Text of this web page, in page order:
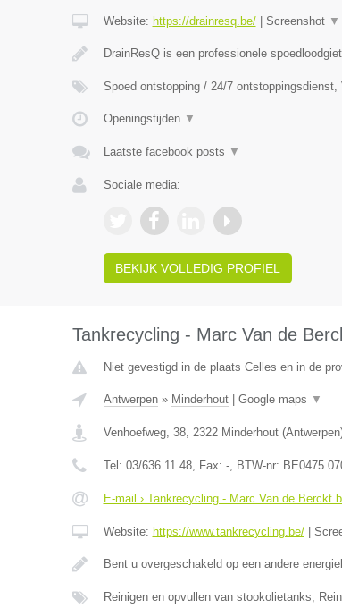
Website: https://drainresq.be/| Screenshot ▼
DrainResQ is een professionele
Spoed ontstopping / 24/7
Openingstijden ▼
Laatste facebook posts ▼
Sociale media:
BEKIJK VOLLEDIG PROFIEL
Tankrecycling - Marc Van de
Niet gevestigd in de plaats Celles en in de
Antwerpen» Minderhout| Google maps ▼
Venhoefweg, 38, 2322 Minderhout(Antwerpen
Tel: 03/636.11.48, Fax: -, BTW-nr:
E-mail › Tankrecycling - Marc Van de Berckt
Website: https://www.tankrecycling.be/|
Bent u overgeschakeld op een andere
Reinigen en opvullen van stookolietanks,